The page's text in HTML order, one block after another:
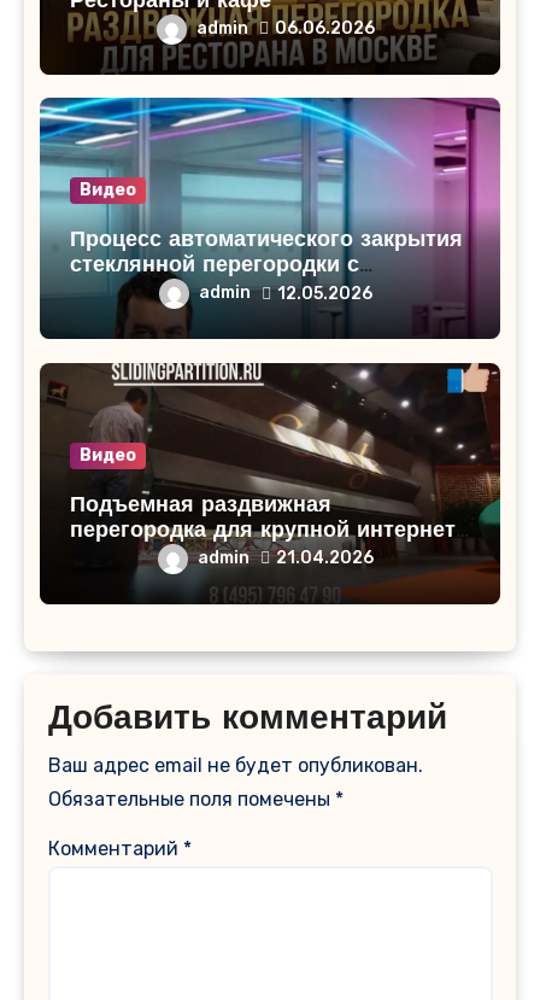
admin 06.06.2026
Видео
Процесс автоматического закрытия
стеклянной перегородки с
проходными дверями
admin 12.05.2026
Видео
Подъемная раздвижная
перегородка для крупной интернет-
компании: Идеальное решение для
разделения пространства
admin 21.04.2026
Добавить комментарий
Ваш адрес email не будет опубликован.
Обязательные поля помечены *
Комментарий *